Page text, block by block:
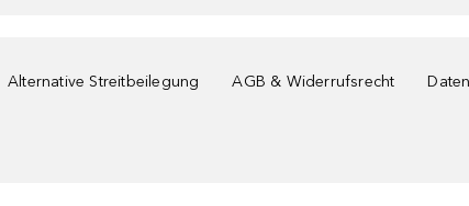
Alternative Streitbeilegung AGB & Widerrufsrecht